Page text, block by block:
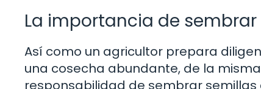
La importancia de
Así como un agricultor prepara
una cosecha abundante, de la
responsabilidad de sembrar semillas